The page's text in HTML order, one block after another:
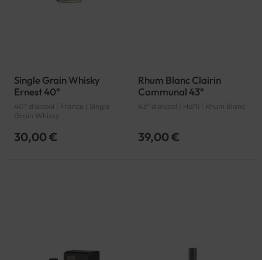
Single Grain Whisky
Ernest 40°
40° d'alcool | France | Single
Grain Whisky
30,00 €
Rhum Blanc Clairin
Communal 43°
43° d'alcool | Haïti | Rhum Blanc
39,00 €